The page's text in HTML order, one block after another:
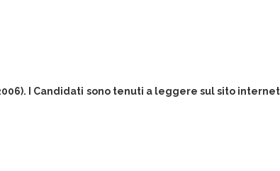
I Candidati sono tenuti a leggere sul sito